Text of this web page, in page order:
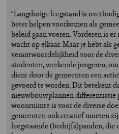
“Langdurige leegstand is
beter helpen voorkomen als
beleid gaan voeren. Vorderen is
wacht op elkaar. Maar je hebt als
verantwoordelijkheid voor de
studenten, werkende jongeren,
dient door de gemeenten een
gevoerd te worden. Dit betekent
nieuwbouwplannen differentiatie
woonruimte is voor de diverse
gemeenten ook creatief moeten
leegstaande (bedrijfs)panden,